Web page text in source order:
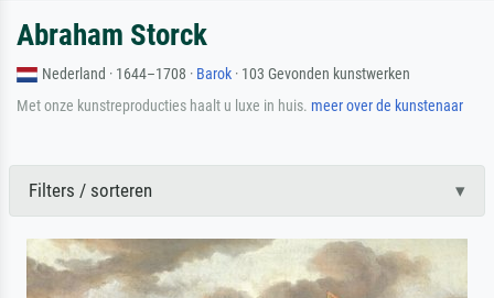
Abraham Storck
Nederland · 1644–1708 · Barok · 103 Gevonden kunstwerken
Met onze kunstreproducties haalt u luxe in huis. meer over de kunstenaar
Filters / sorteren